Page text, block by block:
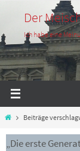
springen
Der
Ich habe eine
StartBeiträge
„Die erste